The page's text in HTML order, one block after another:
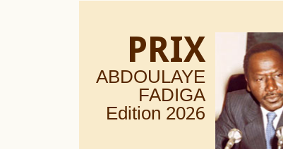
PRIX
ABDOULAYE
FADIGA
Edition 2026